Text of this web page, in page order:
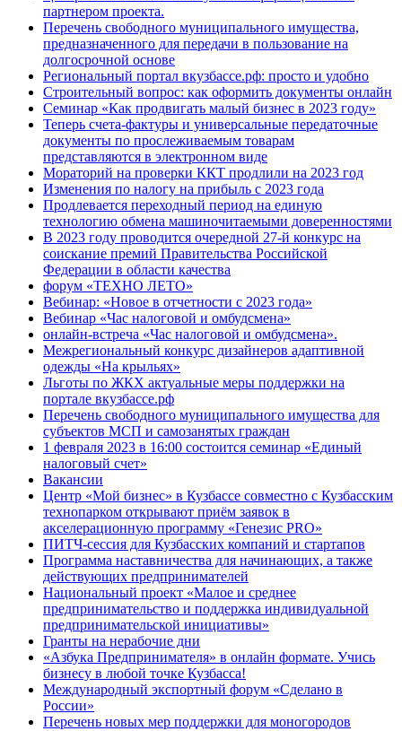
партнером проекта.
Перечень свободного муниципального имущества,
предназначенного для передачи в пользование на
долгосрочной основе
Региональный портал вкузбассе.рф: просто и удобно
Строительный вопрос: как оформить документы онлайн
Семинар «Как продвигать малый бизнес в 2023 году»
Теперь счета-фактуры и универсальные передаточные
документы по прослеживаемым товарам
представляются в электронном виде
Мораторий на проверки ККТ продлили на 2023 год
Изменения по налогу на прибыль с 2023 года
Продлевается переходный период на единую
технологию обмена машиночитаемыми доверенностями
В 2023 году проводится очередной 27-й конкурс на
соискание премий Правительства Российской
Федерации в области качества
форум «ТЕХНО ЛЕТО»
Вебинар: «Новое в отчетности с 2023 года»
Вебинар «Час налоговой и омбудсмена»
онлайн-встреча «Час налоговой и омбудсмена».
Межрегиональный конкурс дизайнеров адаптивной
одежды «На крыльях»
Льготы по ЖКХ актуальные меры поддержки на
портале вкузбассе.рф
Перечень свободного муниципального имущества для
субъектов МСП и самозанятых граждан
1 февраля 2023 в 16:00 состоится семинар «Единый
налоговый счет»
Вакансии
Центр «Мой бизнес» в Кузбассе совместно с Кузбасским
технопарком открывают приём заявок в
акселерационную программу «Генезис PRO»
ПИТЧ-сессия для Кузбасских компаний и стартапов
Программа наставничества для начинающих, а также
действующих предпринимателей
Национальный проект «Малое и среднее
предпринимательство и поддержка индивидуальной
предпринимательской инициативы»
Гранты на нерабочие дни
«Азбука Предпринимателя» в онлайн формате. Учись
бизнесу в любой точке Кузбасса!
Международный экспортный форум «Сделано в
России»
Перечень новых мер поддержки для моногородов